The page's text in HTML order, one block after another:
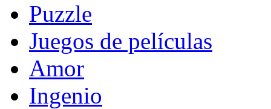
Puzzle
Juegos de películas
Amor
Ingenio